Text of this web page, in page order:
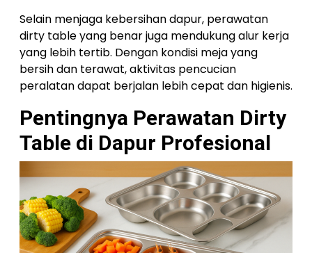
Selain menjaga kebersihan dapur, perawatan
dirty table yang benar juga mendukung alur kerja
yang lebih tertib. Dengan kondisi meja yang
bersih dan terawat, aktivitas pencucian
peralatan dapat berjalan lebih cepat dan higienis.
Pentingnya Perawatan Dirty
Table di Dapur Profesional